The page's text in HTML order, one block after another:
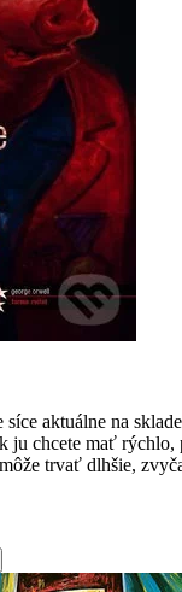
aktuálne na
ju chcete mať rýchlo,
trvať dlhšie,